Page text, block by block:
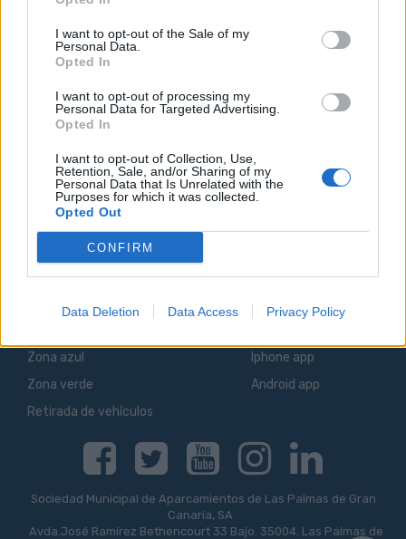
I want to opt-out of the Sale of my
Personal Data.
Opted In
I want to opt-out of processing my
Personal Data for Targeted Advertising.
Opted In
I want to opt-out of Collection, Use,
Retention, Sale, and/or Sharing of my
Personal Data that Is Unrelated with the
Purposes for which it was collected.
Opted Out
CONFIRM
Data Deletion Data Access Privacy Policy
SAGULPA S.A. garantiza la igualdad de trato y oportunidades
como el cumplimiento de la normativa vigente en materia de
protección de datos.
Fecha finalización de presentación de candidaturas:
20/04/2026
Logo
Sagulpa
Zona azul
Zona verde
Retirada de vehículos
LPA PARK
Iphone app
Android app
Facebook Twitter Youtube Instagram Linkedin
Sociedad Municipal de Aparcamientos de Las Palmas de Gran
Canaria, SA
Avda.José Ramírez Bethencourt 33 Bajo. 35004. Las Palmas de